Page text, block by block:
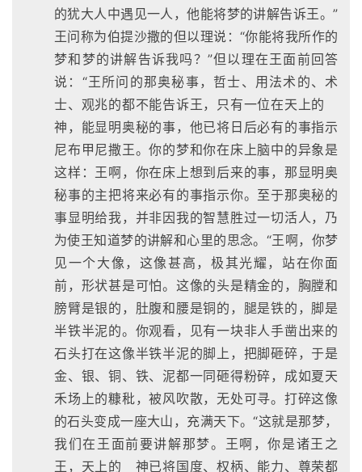
的犹大人中遇见一人，他能将梦的讲解告诉王。”
王问称为伯提沙撒的但以理说：“你能将我所作的
梦和梦的讲解告诉我吗？”但以理在王面前回答
说：“王所问的那奥秘事，哲士、用法术的、术
士、观兆的都不能告诉王，只有一位在天上的
神，能显明奥秘的事，他已将日后必有的事指示
尼布甲尼撒王。你的梦和你在床上脑中的异象是
这样：王啊，你在床上想到后来的事，那显明奥
秘事的主把将来必有的事指示你。至于那奥秘的
事显明给我，并非因我的智慧胜过一切活人，乃
为使王知道梦的讲解和心里的思念。“王啊，你梦
见一个大像，这像甚高，极其光耀，站在你面
前，形状甚是可怕。这像的头是精金的，胸膛和
膀臂是银的，肚腹和腰是铜的，腿是铁的，脚是
半铁半泥的。你观看，见有一块非人手凿出来的
石头打在这像半铁半泥的脚上，把脚砸碎，于是
金、银、铜、铁、泥都一同砸得粉碎，成如夏天
禾场上的糠秕，被风吹散，无处可寻。打碎这像
的石头变成一座大山，充满天下。“这就是那梦，
我们在王面前要讲解那梦。王啊，你是诸王之
王，天上的 神已将国度、权柄、能力、尊荣都